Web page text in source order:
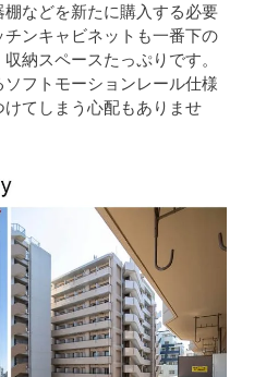
などを新たに購入する必要
ンキャビネットも一番下の
納スペースたっぷりです。
フトモーションレール仕様
てしまう心配もありませ